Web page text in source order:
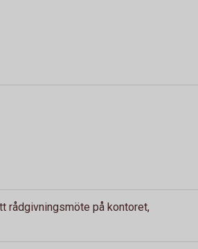
rådgivningsmöte på kontoret,